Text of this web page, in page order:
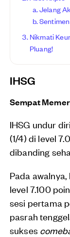
Jelang
Nikmati
Pluang!
IHSG
Sempat
IHSG undur
(1/4) di level
dibanding
Pada
level 7.100
sesi pertama
pasrah
sukses